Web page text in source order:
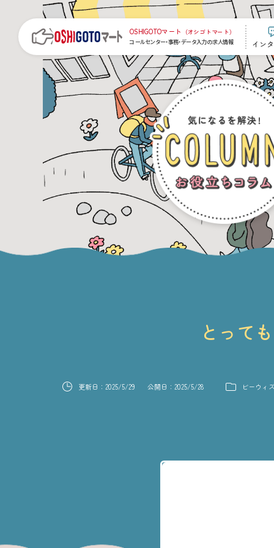
content
OSHIGOTOマート （オシゴトマート）
コールセンター・事務・データ入力の求人情報 イン
とって
更新日： 2025/5/29 公開日： 2025/5/28 ビーウィ